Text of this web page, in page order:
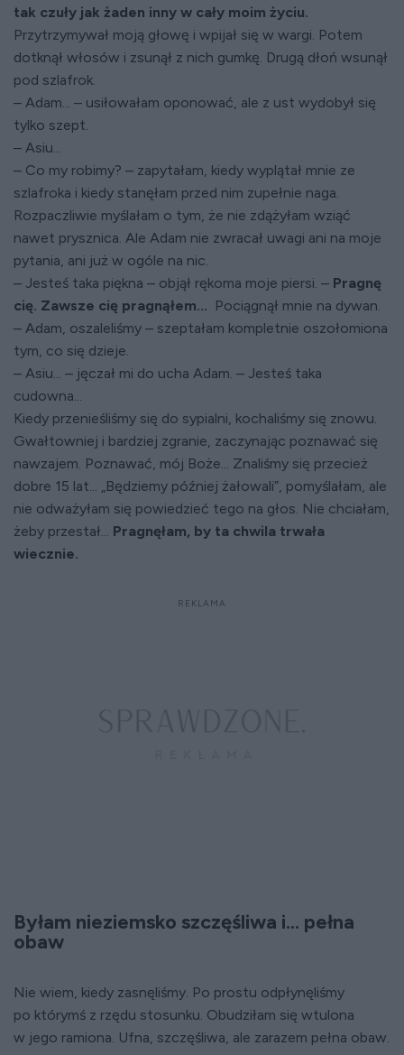
tak czuły jak żaden inny w cały moim życiu.
Przytrzymywał moją głowę i wpijał się w wargi. Potem
dotknął włosów i zsunął z nich gumkę. Drugą dłoń wsunął
pod szlafrok.
– Adam... – usiłowałam oponować, ale z ust wydobył się
tylko szept.
– Asiu...
– Co my robimy? – zapytałam, kiedy wyplątał mnie ze
szlafroka i kiedy stanęłam przed nim zupełnie naga.
Rozpaczliwie myślałam o tym, że nie zdążyłam wziąć
nawet prysznica. Ale Adam nie zwracał uwagi ani na moje
pytania, ani już w ogóle na nic.
– Jesteś taka piękna – objął rękoma moje piersi. – Pragnę
cię. Zawsze cię pragnąłem... Pociągnął mnie na dywan.
– Adam, oszaleliśmy – szeptałam kompletnie oszołomiona
tym, co się dzieje.
– Asiu... – jęczał mi do ucha Adam. – Jesteś taka
cudowna...
Kiedy przenieśliśmy się do sypialni, kochaliśmy się znowu.
Gwałtowniej i bardziej zgranie, zaczynając poznawać się
nawzajem. Poznawać, mój Boże... Znaliśmy się przecież
dobre 15 lat... „Będziemy później żałowali”, pomyślałam, ale
nie odważyłam się powiedzieć tego na głos. Nie chciałam,
żeby przestał... Pragnęłam, by ta chwila trwała
wiecznie.
Byłam nieziemsko szczęśliwa i... pełna
obaw
Nie wiem, kiedy zasnęliśmy. Po prostu odpłynęliśmy
po którymś z rzędu stosunku. Obudziłam się wtulona
w jego ramiona. Ufna, szczęśliwa, ale zarazem pełna obaw.